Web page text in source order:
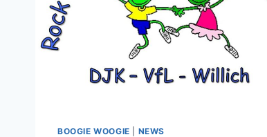
BOOGIE WOOGIE NEWS